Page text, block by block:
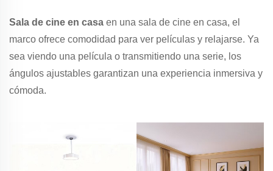
Sala de cine en casa en una sala de cine en casa, el
marco ofrece comodidad para ver películas y relajarse. Ya
sea viendo una película o transmitiendo una serie, los
ángulos ajustables garantizan una experiencia inmersiva y
cómoda.